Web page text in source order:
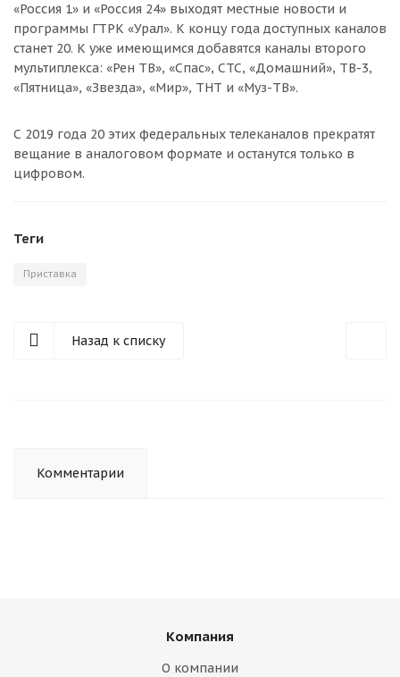
«Россия 1» и «Россия 24» выходят местные новости и
программы ГТРК «Урал». К концу года доступных каналов
станет 20. К уже имеющимся добавятся каналы второго
мультиплекса: «Рен ТВ», «Спас», СТС, «Домашний», ТВ-3,
«Пятница», «Звезда», «Мир», ТНТ и «Муз-ТВ».
С 2019 года 20 этих федеральных телеканалов прекратят
вещание в аналоговом формате и останутся только в
цифровом.
Теги
Приставка
Назад к списку
Комментарии
Компания
О компании